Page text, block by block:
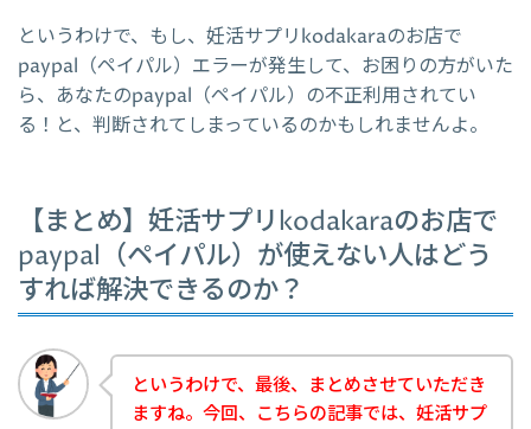
というわけで、もし、妊活サプリkodakaraのお店で
paypal（ペイパル）エラーが発生して、お困りの方がいた
ら、あなたのpaypal（ペイパル）の不正利用されてい
る！と、判断されてしまっているのかもしれませんよ。
【まとめ】妊活サプリkodakaraのお店で
paypal（ペイパル）が使えない人はどう
すれば解決できるのか？
というわけで、最後、まとめさせていただき
ますね。今回、こちらの記事では、妊活サプ